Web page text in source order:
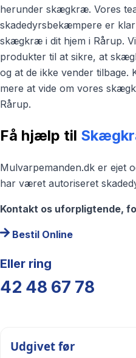
herunder skægkræ. Vores
skadedyrsbekæmpere er
skægkræ i dit hjem i Rårup.
produkter til at sikre, at
og at de ikke vender tilbage.
mere at vide om vores
Rårup.
Få hjælp til
Mulvarpemanden.dk er ejet
har været autoriseret
Kontakt os uforpligtende,
Bestil Online
Eller ring
42 48 67 78
Udgivet før